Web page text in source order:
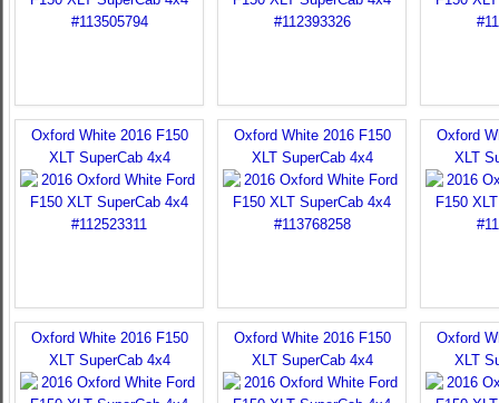
Oxford White 2016 F150
XLT SuperCab 4x4
Oxford White 2016 F150
XLT SuperCab 4x4
Oxford
XLT
Oxford White 2016 F150
XLT SuperCab 4x4
Oxford White 2016 F150
XLT SuperCab 4x4
Oxford
XLT